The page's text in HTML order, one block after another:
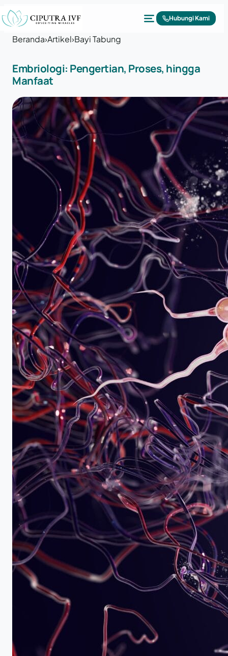
Lewati ke konten
Hubungi Kami
Beranda›Artikel›Bayi Tabung
Embriologi: Pengertian, Proses, hingga
Manfaat